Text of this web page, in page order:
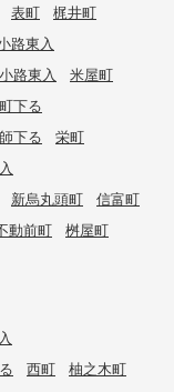
表町
梶井町
路東入
路東入
米屋町
下る
下る
栄町
新烏丸頭町
信富町
動前町
桝屋町
西町 柚之木町